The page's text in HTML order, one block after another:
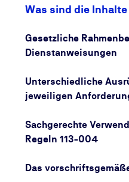
betreffen auch die
durchgeführt werden
Bei Arbeiten in
gegen Absturz
der Unterweisung
und 113-004 dauert
Was sind die
Gesetzliche
Dienstanweisungen
Unterschiedliche
jeweiligen
Sachgerechte
Regeln 113-004
Das